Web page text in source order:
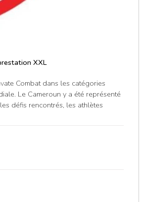
XXL
Combat dans les catégories
Le Cameroun y a été représenté
défis rencontrés, les athlètes